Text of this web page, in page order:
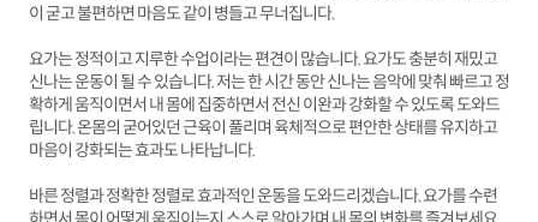
이 굳고 불편하면 마음도 같이 병들고 무너집니다.
요가는 정적이고 지루한 수업이라는 편견이 많습니다. 요가도 충분히 재밌고
신나는 운동이 될 수 있습니다. 저는 한 시간 동안 신나는 음악에 맞춰 빠르고 정
확하게 움직이면서 내 몸에 집중하면서 전신 이완과 강화할 수 있도록 도와드
립니다. 온몸의 굳어있던 근육이 풀리며 육체적으로 편안한 상태를 유지하고
마음이 강화되는 효과도 나타납니다.
바른 정렬과 정확한 정렬로 효과적인 운동을 도와드리겠습니다. 요가를 수련